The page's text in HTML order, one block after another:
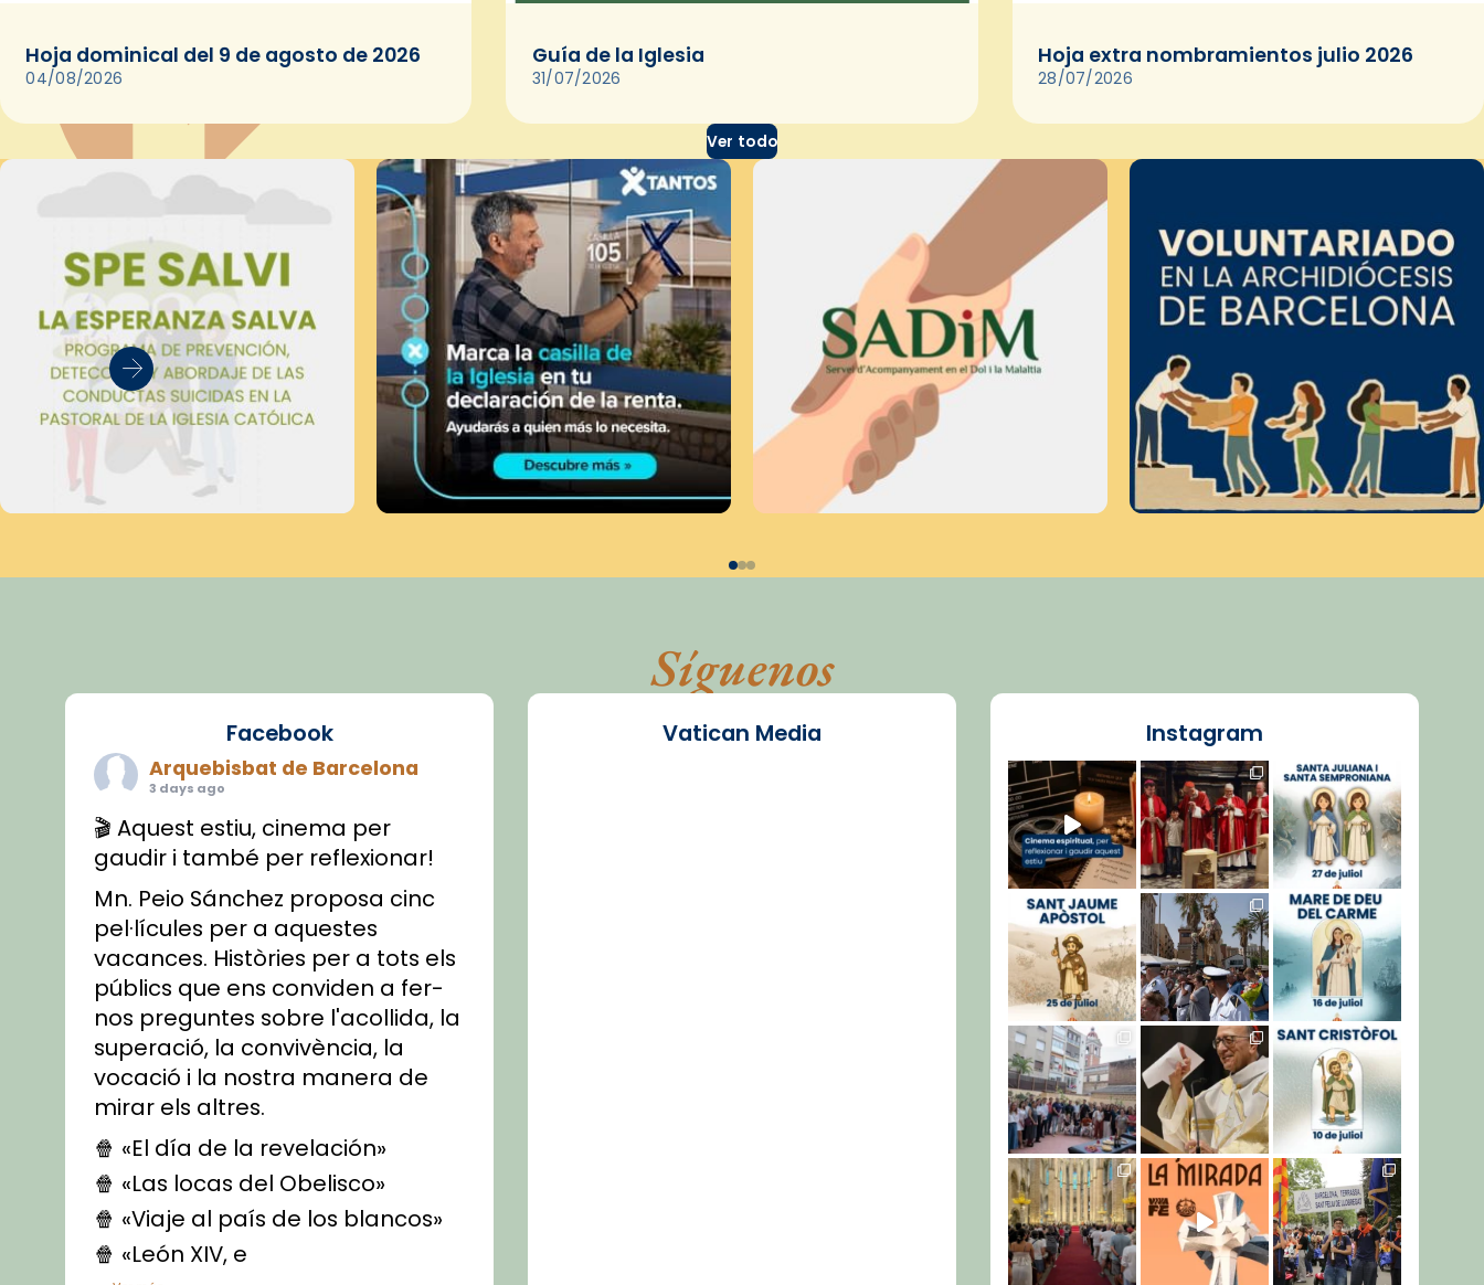
Hoja dominical del 9 de agosto de 2026
04/08/2026
Guía de la Iglesia
31/07/2026
Hoja extra nombramientos julio 2026
28/07/2026
Ver todo
Síguenos
Facebook
Arquebisbat de Barcelona
3 days ago
🎬 Aquest estiu, cinema per
gaudir i també per reflexionar!
Mn. Peio Sánchez proposa cinc
pel·lícules per a aquestes
vacances. Històries per a tots els
públics que ens conviden a fer-
nos preguntes sobre l'acollida, la
superació, la convivència, la
vocació i la nostra manera de
mirar els altres.
🍿 «El día de la revelación»
🍿 «Las locas del Obelisco»
🍿 «Viaje al país de los blancos»
🍿 «León XIV, e
Vatican Media Instagram